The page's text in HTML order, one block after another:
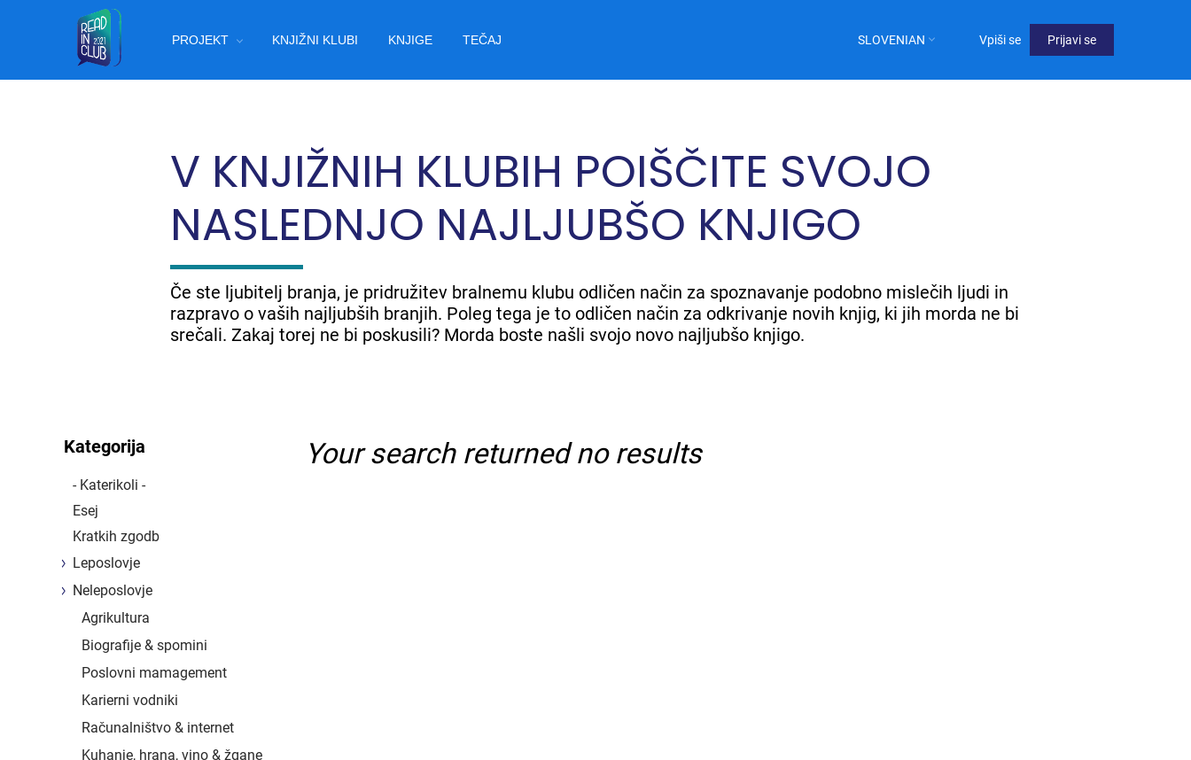
MainPROJEKT KNJIŽNI KLUBI KNJIGE TEČAJ SLOVENIAN
User
Vpiši se Prijavi se
V KNJIŽNIH KLUBIH POIŠČITE SVOJO
NASLEDNJO NAJLJUBŠO KNJIGO
Če ste ljubitelj branja, je pridružitev bralnemu klubu odličen način za spoznavanje podobno mislečih ljudi in
razpravo o vaših najljubših branjih. Poleg tega je to odličen način za odkrivanje novih knjig, ki jih morda ne bi
srečali. Zakaj torej ne bi poskusili? Morda boste našli svojo novo najljubšo knjigo.
Kategorija
- Katerikoli -
Esej
Kratkih zgodb
Leposlovje
Neleposlovje
Agrikultura
Biografije & spomini
Poslovni mamagement
Karierni vodniki
Računalništvo & internet
Kuhanje, hrana, vino & žgane
Your search returned no results